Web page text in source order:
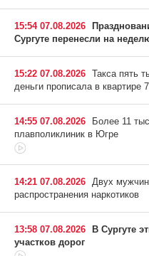
15:54 07.08.2026
Сургуте перенесли на
15:22 07.08.2026 Такса пять
деньги прописала в квартире
14:55 07.08.2026
Более 11
плавполиклиник в Югре
14:21 07.08.2026 Двух
распространения наркотиков
13:58 07.08.2026
В Сургуте
участков дорог